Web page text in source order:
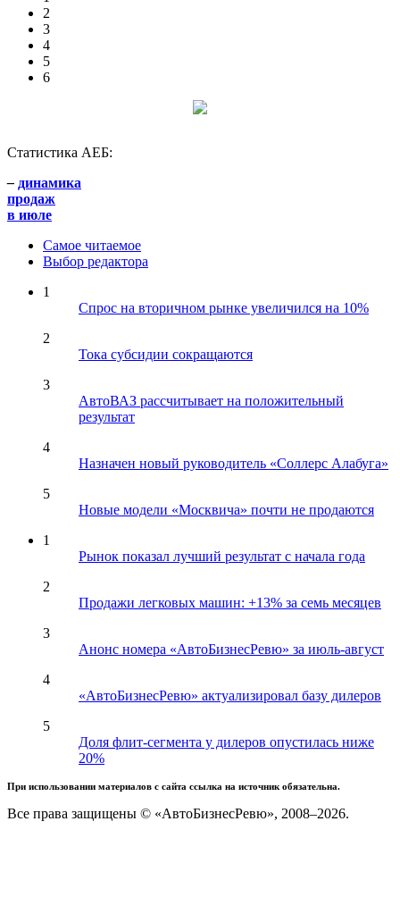
2
3
4
5
6
Статистика АЕБ:
– динамика
продаж
в июле
Самое читаемое
Выбор редактора
1
Спрос на вторичном рынке увеличился на 10%
2
Тока субсидии сокращаются
3
АвтоВАЗ рассчитывает на положительный
результат
4
Назначен новый руководитель «Соллерс Алабуга»
5
Новые модели «Москвича» почти не продаются
1
Рынок показал лучший результат с начала года
2
Продажи легковых машин: +13% за семь месяцев
3
Анонс номера «АвтоБизнесРевю» за июль-август
4
«АвтоБизнесРевю» актуализировал базу дилеров
5
Доля флит-сегмента у дилеров опустилась ниже
20%
При использовании материалов с сайта ссылка на источник обязательна.
Все права защищены © «АвтоБизнесРевю», 2008–2026.